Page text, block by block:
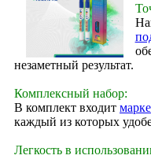
незаметный результат.
Комплексный набор:
В комплект входит
каждый из которых
Легкость в